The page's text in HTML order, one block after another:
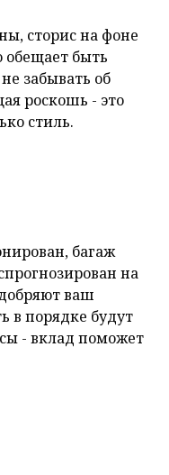
сторис на фоне
обещает быть
забывать об
роскошь - это
стиль.
багаж
на
ваш
в порядке будут
- вклад поможет